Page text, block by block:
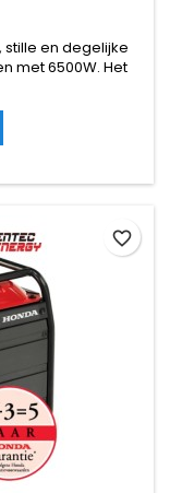
stille en degelijke
met 6500W. Het
Inverter-
en frequentie
zakelijke
favorite_border